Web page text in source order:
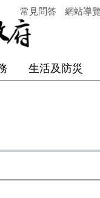
常見問答 網站導
生活及防災